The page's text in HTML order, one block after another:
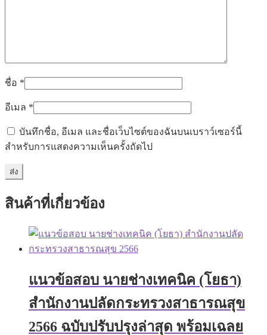
ชื่อ *
อีเมล *
บันทึกชื่อ, อีเมล และชื่อเว็บไซต์ของฉันบนเบราว์เซอร์นี้
สำหรับการแสดงความเห็นครั้งถัดไป
สินค้าที่เกี่ยวข้อง
แนวข้อสอบ นายช่างเทคนิค (โยธา)
สำนักงานปลัดกระทรวงสาธารณสุข
2566 ฉบับปรับปรุงล่าสุด พร้อมเฉลย